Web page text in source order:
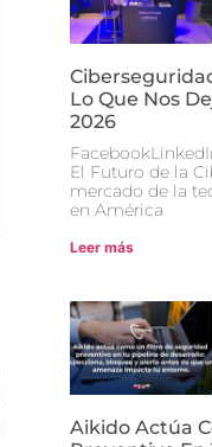
Lo Que Nos
2026
El Futuro de la
mercado de la
en América
Leer más
Aikido Actúa